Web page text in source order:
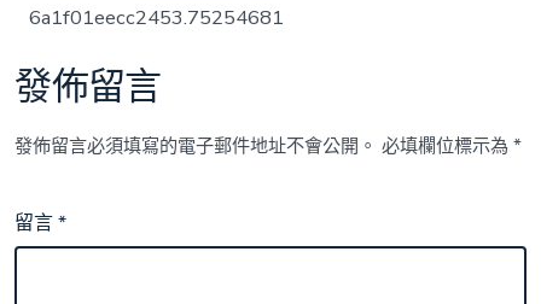
6a1f01eecc2453.75254681
發佈留言
發佈留言必須填寫的電子郵件地址不會公開。 必填欄位標示為*
留言*